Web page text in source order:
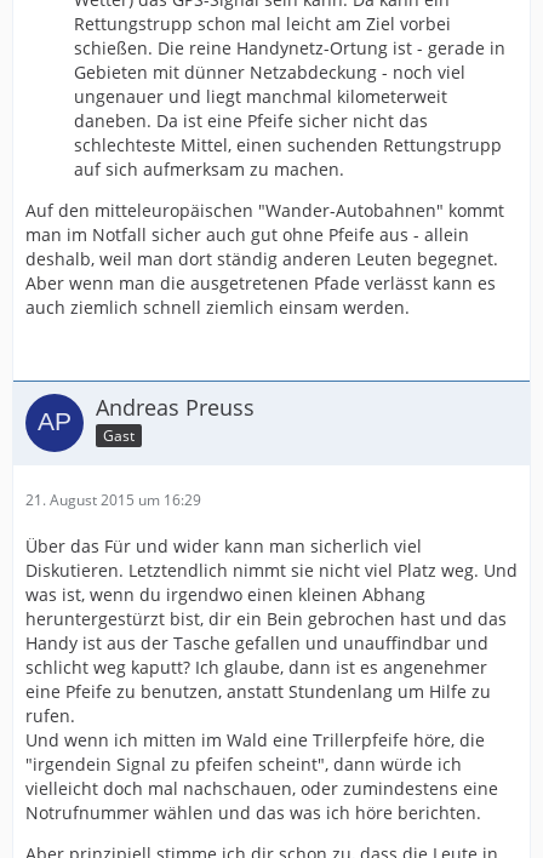
Rettungstrupp schon mal leicht am Ziel vorbei
schießen. Die reine Handynetz-Ortung ist - gerade in
Gebieten mit dünner Netzabdeckung - noch viel
ungenauer und liegt manchmal kilometerweit
daneben. Da ist eine Pfeife sicher nicht das
schlechteste Mittel, einen suchenden Rettungstrupp
auf sich aufmerksam zu machen.
Auf den mitteleuropäischen "Wander-Autobahnen" kommt
man im Notfall sicher auch gut ohne Pfeife aus - allein
deshalb, weil man dort ständig anderen Leuten begegnet.
Aber wenn man die ausgetretenen Pfade verlässt kann es
auch ziemlich schnell ziemlich einsam werden.
Andreas Preuss
Gast
21. August 2015 um 16:29
Über das Für und wider kann man sicherlich viel
Diskutieren. Letztendlich nimmt sie nicht viel Platz weg. Und
was ist, wenn du irgendwo einen kleinen Abhang
heruntergestürzt bist, dir ein Bein gebrochen hast und das
Handy ist aus der Tasche gefallen und unauffindbar und
schlicht weg kaputt? Ich glaube, dann ist es angenehmer
eine Pfeife zu benutzen, anstatt Stundenlang um Hilfe zu
rufen.
Und wenn ich mitten im Wald eine Trillerpfeife höre, die
"irgendein Signal zu pfeifen scheint", dann würde ich
vielleicht doch mal nachschauen, oder zumindestens eine
Notrufnummer wählen und das was ich höre berichten.